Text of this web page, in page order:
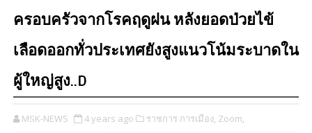
ครอบครัวจากโรคฤดูฝน หลังยอดป่วยไข้
เลือดออกทั่วประเทศยังสูงแนวโน้มระบาดใน
ผู้ใหญ่สูง..D
MSK-NEWS 4 years ago ราชการ การเมือง, Zoom,